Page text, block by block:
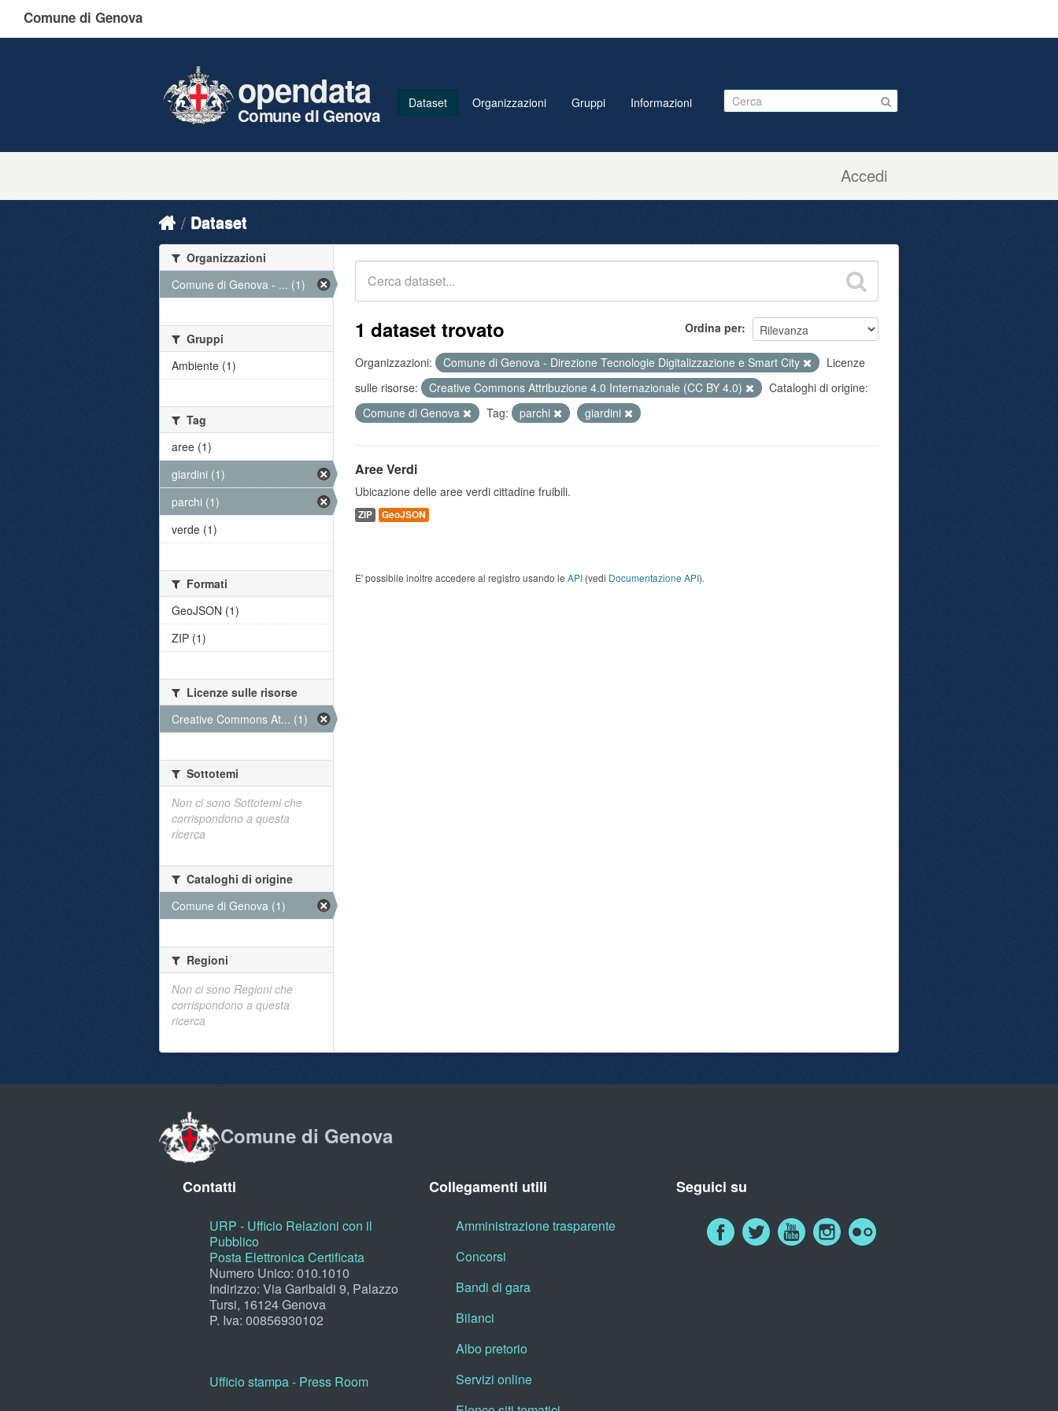
Comune di Genova
Accedi
opendata
Comune di Genova
Dataset Organizzazioni Gruppi Informazioni
Dataset
Ordina per
1 dataset trovato
Organizzazioni: Comune di Genova - Direzione Tecnologie Digitalizzazione e Smart City
Licenze
sulle risorse:
Creative Commons Attribuzione 4.0 Internazionale (CC BY 4.0)
Cataloghi di origine:
Comune di Genova
Tag: parchi giardini
Aree Verdi
Ubicazione delle aree verdi cittadine fruibili.
ZIP GeoJSON
E' possibile inoltre accedere al registro usando le API (vedi Documentazione API).
Organizzazioni
Comune di Genova - ... (1)
Gruppi
Ambiente (1)
Tag
aree (1)
giardini (1)
parchi (1)
verde (1)
Formati
GeoJSON (1)
ZIP (1)
Licenze sulle risorse
Creative Commons At... (1)
Sottotemi
Non ci sono Sottotemi che
corrispondono a questa
ricerca
Cataloghi di origine
Comune di Genova (1)
Regioni
Non ci sono Regioni che
corrispondono a questa
ricerca
Comune di Genova
Contatti
URP - Ufficio Relazioni con il
Pubblico
Posta Elettronica Certificata
Numero Unico: 010.1010
Indirizzo: Via Garibaldi 9, Palazzo
Tursi, 16124 Genova
P. Iva: 00856930102
Ufficio stampa - Press Room
Collegamenti utili
Amministrazione trasparente
Concorsi
Bandi di gara
Bilanci
Albo pretorio
Servizi online
Seguici su